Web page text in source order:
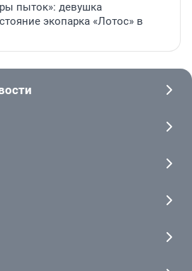
пыток»: девушка
экопарка «Лотос» в